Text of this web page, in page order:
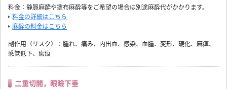
料金：静脈麻酔や塗布麻酔等をご希望の場合は別途麻酔代がかかります。
料金の詳細はこちら
麻酔の料金はこちら
副作用（リスク）：腫れ、痛み、内出血、感染、血腫、変形、硬化、麻痺、
感覚低下、瘢痕
二重切開，眼瞼下垂